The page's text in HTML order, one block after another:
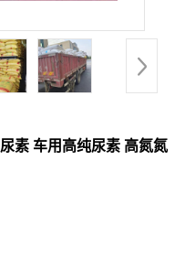
素 车用高纯尿素 高氮氮